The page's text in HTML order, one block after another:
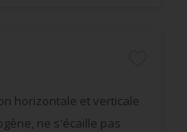
horizontale et verticale
ne s'écaille pas